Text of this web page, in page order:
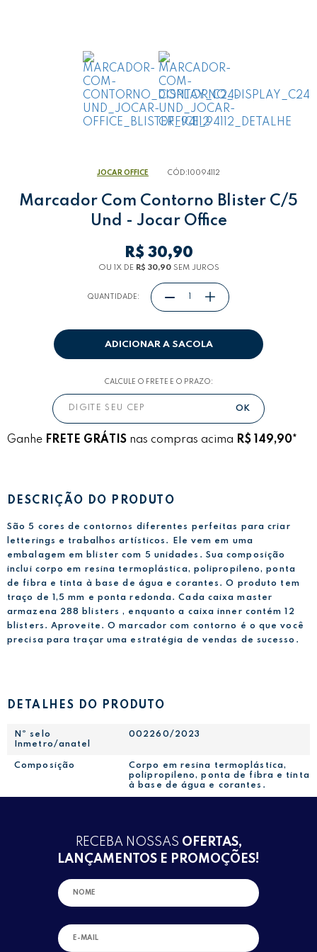
JOCAR OFFICE CÓD: 10094112
Marcador Com Contorno Blister C/5
Und - Jocar Office
R$ 30,90
OU 1XDE R$ 30,90SEM JUROS
QUANTIDADE:
ADICIONAR A SACOLA
CALCULE O FRETE E O PRAZO:
Ganhe FRETE GRÁTIS nas compras acima R$ 149,90*
DESCRIÇÃO DO PRODUTO
São 5 cores de contornos diferentes perfeitas para criar
letterings e trabalhos artísticos. Ele vem em uma
embalagem em blister com 5 unidades. Sua composição
inclui corpo em resina termoplástica, polipropileno, ponta
de fibra e tinta à base de água e corantes. O produto tem
traço de 1,5 mm e ponta redonda. Cada caixa master
armazena 288 blisters , enquanto a caixa inner contém 12
blisters. Aproveite. O marcador com contorno é o que você
precisa para traçar uma estratégia de vendas de sucesso.
DETALHES DO PRODUTO
Nº selo
Inmetro/anatel
002260/2023
Composição
Corpo em resina termoplástica,
polipropileno, ponta de fibra e tinta
à base de água e corantes.
RECEBA NOSSAS OFERTAS,
LANÇAMENTOS E PROMOÇÕES!